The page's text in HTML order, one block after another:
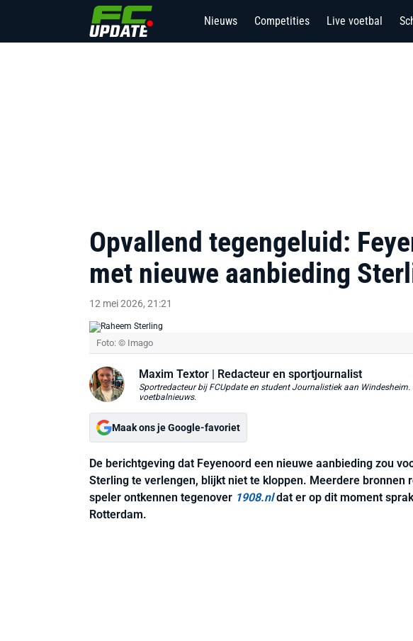
Nieuws Competities Live voetbal
Opvallend tegengeluid:
met nieuwe aanbieding
12 mei 2026, 21:21
Foto: © Imago
Maxim Textor | Redacteur en sportjournalist
Sportredacteur bij FCUpdate en student Journalistiek aan
voetbalnieuws.
Maak ons je Google-favoriet
De berichtgeving dat Feyenoord een nieuwe aanbieding zou
Sterling te verlengen, blijkt niet te kloppen. Meerdere bronnen
speler ontkennen tegenover 1908.nldat er op dit moment
Rotterdam.